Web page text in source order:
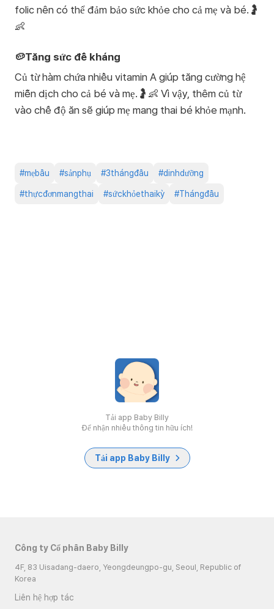
folic nên có thể đảm bảo sức khỏe cho cả mẹ và bé.🤰
👶
🥔Tăng sức đề kháng
Củ từ hàm chứa nhiều vitamin A giúp tăng cường hệ
miễn dịch cho cả bé và mẹ.🤰👶 Vì vậy, thêm củ từ
vào chế độ ăn sẽ giúp mẹ mang thai bé khỏe mạnh.
#mẹbầu #sảnphụ #3thángđầu #dinhdưỡng
#thựcđơnmangthai #sứckhỏethaikỳ #Thángđầu
Tải app Baby Billy
Để nhận nhiều thông tin hữu ích!
Tải app Baby Billy
Công ty Cổ phần Baby Billy
4F, 83 Uisadang-daero, Yeongdeungpo-gu, Seoul, Republic of
Korea
Liên hệ hợp tác